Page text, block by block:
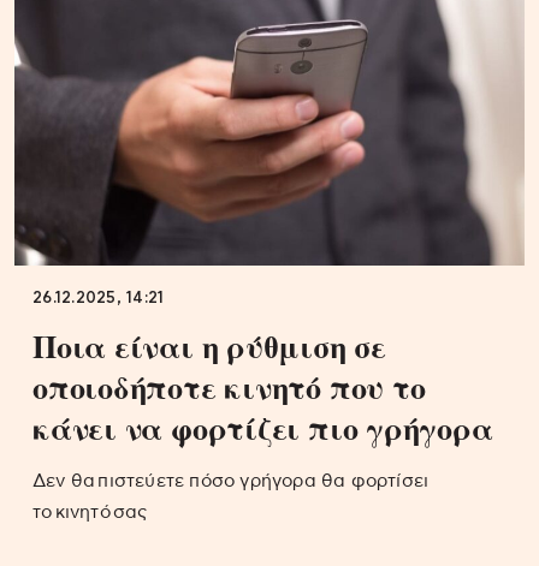
26.12.2025, 14:21
Ποια είναι η ρύθμιση σε
οποιοδήποτε κινητό που το
κάνει να φορτίζει πιο γρήγορα
Δεν θα πιστεύετε πόσο γρήγορα θα φορτίσει
το κινητό σας